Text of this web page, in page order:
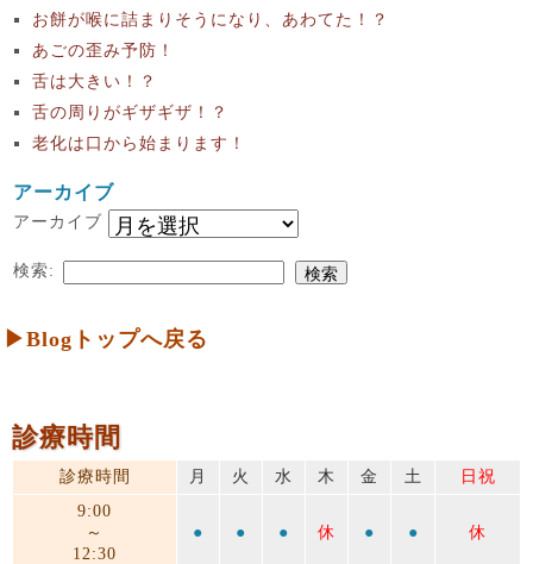
お餅が喉に詰まりそうになり、あわてた！？
あごの歪み予防！
舌は大きい！？
舌の周りがギザギザ！？
老化は口から始まります！
アーカイブ
アーカイブ
検索:
▶Blogトップへ戻る
診療時間
診療時間 月 火 水 木 金 土
日祝
9:00
～
12:30
● ● ● 休 ● ● 休